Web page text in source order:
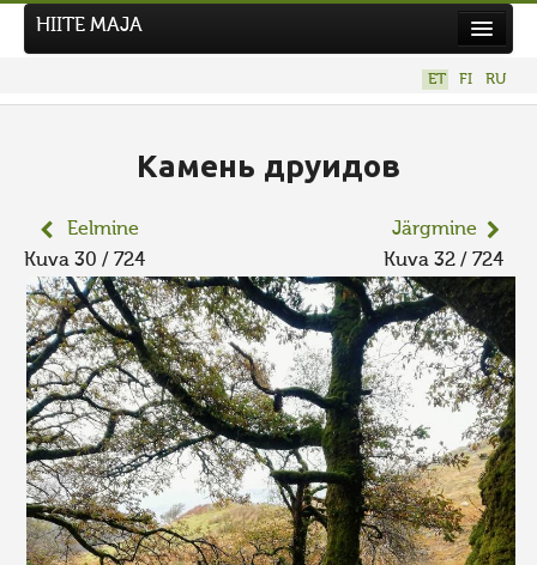
Tegutse
Kuvavõistlused
UUS KUVAVÕISTLUS
Hiite kuvavõistlus 2026
VANEMAD KUVAVÕISTLUSED
Kontakt
HIITE MAJA
ET FI RU
Камень друидов
Eelmine
Kuva 30 / 724
Järgmine
Kuva 32 / 724